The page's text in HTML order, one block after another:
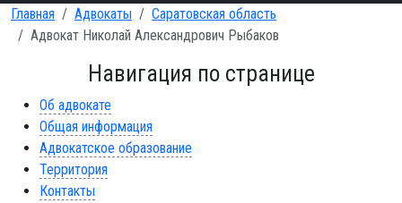
Главная Адвокаты
Саратовская область
Адвокат Николай Александрович Рыбаков
Навигация по странице
Об адвокате
Общая информация
Адвокатское образование
Территория
Контакты